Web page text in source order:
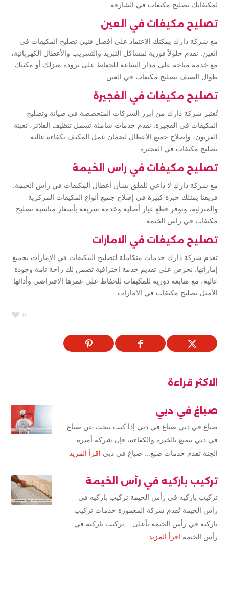
لمكيفاتك تصليح مكيفات في الشارقة.
تصليح مكيفات في العين
مع شركة دارك يمكنك الاعتماد على أفضل فنيي تصليح المكيفات في
العين. نقدم حلولاً فورية لمشاكل التبريد والتسريب والأعطال الكهربائية،
مع خدمة متاحة على مدار الساعة للحفاظ على برودة منزلك أو مكتبك
طوال الصيف تصليح مكيفات في العين.
تصليح مكيفات في الفجيرة
تُعتبر شركة دارك من أبرز الشركات المتخصصة في صيانة وتصليح
المكيفات في الفجيرة. نقدم خدمات شاملة تشمل تنظيف الفلاتر، تعبئة
الفريون، وإصلاح جميع الأعطال لضمان عمل المكيف بكفاءة عالية
تصليح مكيفات في الفجيرة.
تصليح مكيفات في راس الخيمة
مع شركة دارك لا داعي للقلق بشأن أعطال المكيفات في رأس الخيمة.
فريقنا يمتلك خبرة كبيرة في إصلاح جميع أنواع المكيفات المركزية
والمنزلية، ونوفر قطع غيار أصلية وخدمة سريعة بأسعار مناسبة تصليح
مكيفات في راس الخيمة.
تصليح مكيفات في الامارات
تقدم شركة دارك خدمات متكاملة لتصليح المكيفات في الإمارات بجميع
إماراتها. نحرص على تقديم خدمة احترافية تضمن لك راحة تامة وجودة
عالية، مع متابعة دورية للمكيفات للحفاظ على عمرها الافتراضي وأدائها
الأمثل تصليح مكيفات في الامارات.
0
الاكثر قراءة
صباغ في دبي
صباغ في دبي صباغ في دبي إذا كنت تبحث عن صباغ
في دبي يتمتع بالخبرة والكفاءة، فإن شركة أميرة
الجنة تقدم خدمات صبغ... صباغ في دبي اقرأ المزيد
تركيب باركيه في رأس الخيمة
تركيب باركيه في رأس الخيمة تركيب باركيه في
رأس الخيمة تُقدم شركة المعمورة خدمات تركيب
باركيه في رأس الخيمة بأعلى... تركيب باركيه في
رأس الخيمة اقرأ المزيد